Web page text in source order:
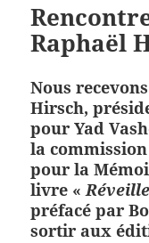
Raphaël
Nous
Hirsch,
pour Yad
la
pour la
livre «
préfacé par
sortir aux